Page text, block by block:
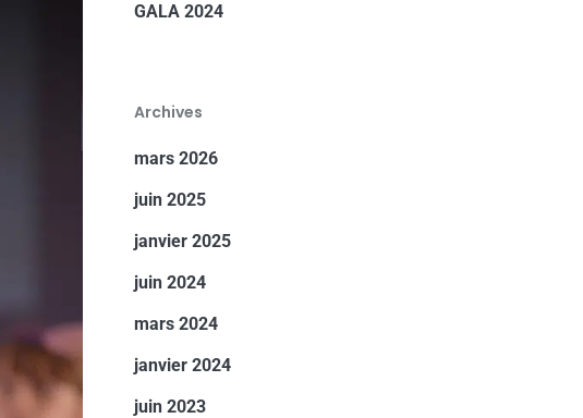
GALA 2024
Archives
mars 2026
juin 2025
janvier 2025
juin 2024
mars 2024
janvier 2024
juin 2023